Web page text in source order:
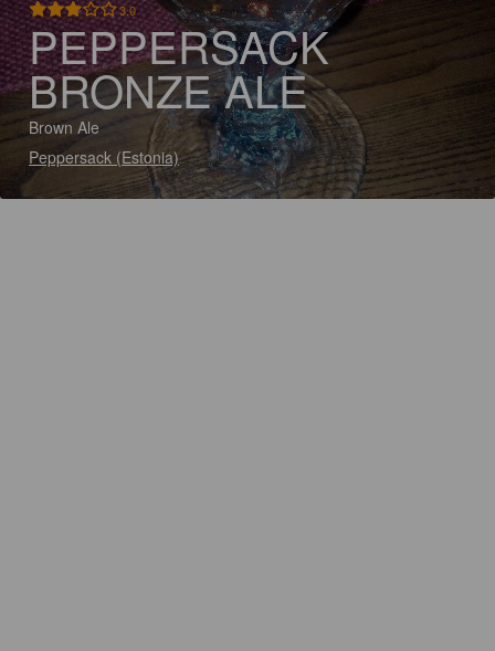
3.0
PEPPERSACK
BRONZE ALE
Brown Ale
Peppersack (Estonia)